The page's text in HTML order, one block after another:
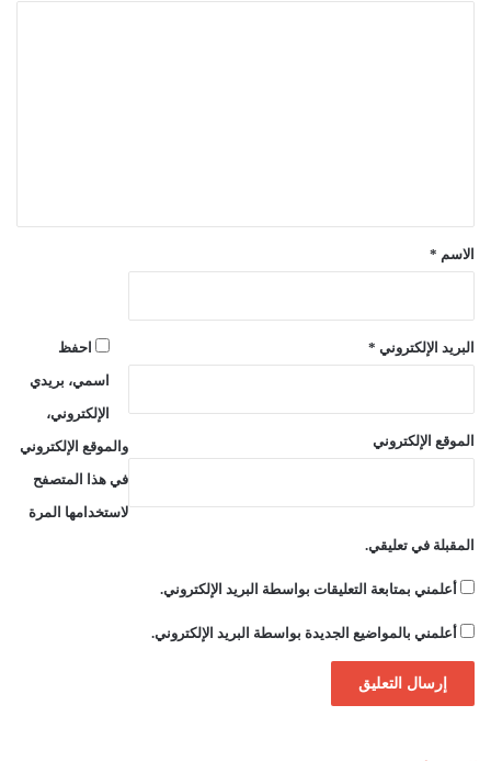
*الاسم *
البريد الإلكتروني *
الموقع الإلكتروني
احفظ
اسمي، بريدي
الإلكتروني،
والموقع الإلكتروني
في هذا المتصفح
لاستخدامها المرة
المقبلة في تعليقي.
أعلمني بمتابعة التعليقات بواسطة البريد الإلكتروني.
أعلمني بالمواضيع الجديدة بواسطة البريد الإلكتروني.